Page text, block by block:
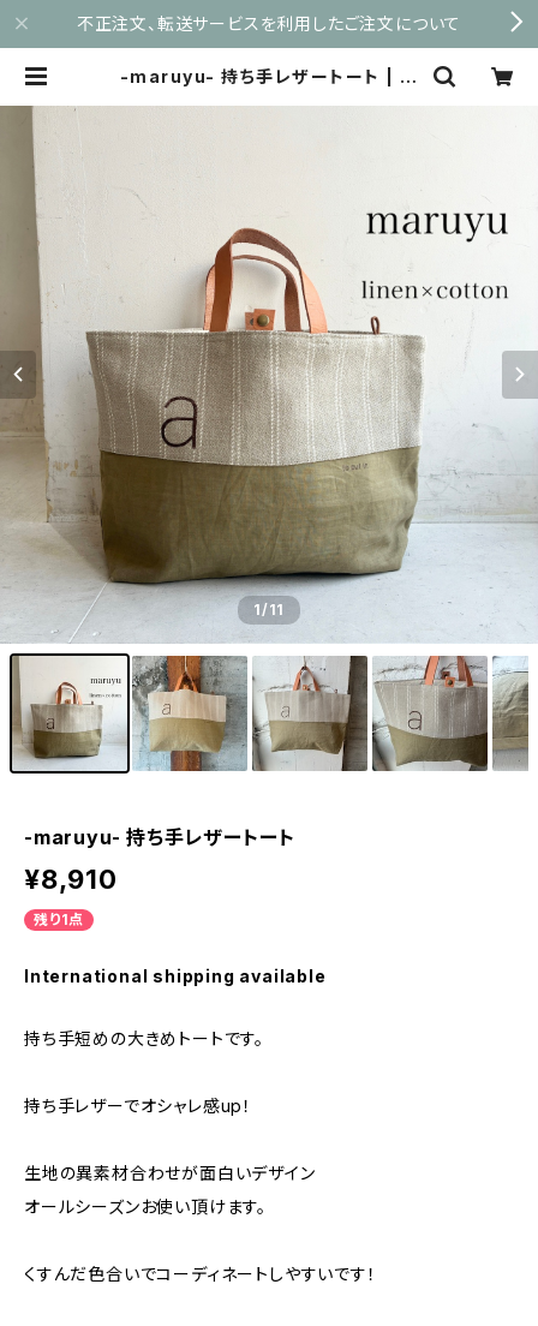
不正注文、転送サービスを利用したご注文について
-maruyu- 持ち手レザートート | m
1/11
-maruyu- 持ち手レザートート
¥8,910
残り1点
International shipping available
持ち手短めの大きめトートです。
持ち手レザーでオシャレ感up！
生地の異素材合わせが面白いデザイン
オールシーズンお使い頂けます。
くすんだ色合いでコーディネートしやすいです！